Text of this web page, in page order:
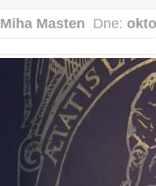
Miha Masten Dne: